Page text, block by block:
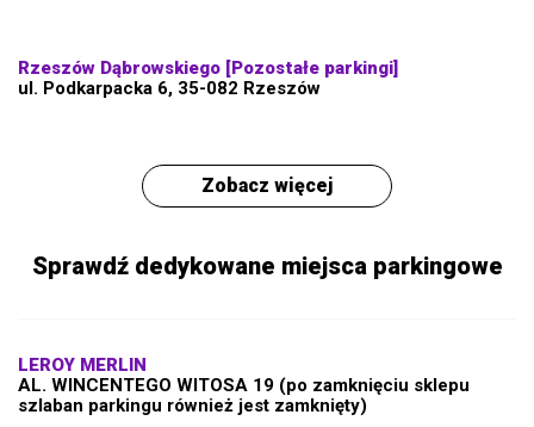
Rzeszów Dąbrowskiego [Pozostałe parkingi]
ul. Podkarpacka 6, 35-082 Rzeszów
Zobacz więcej
Sprawdź dedykowane miejsca parkingowe
LEROY MERLIN
AL. WINCENTEGO WITOSA 19 (po zamknięciu sklepu
szlaban parkingu również jest zamknięty)